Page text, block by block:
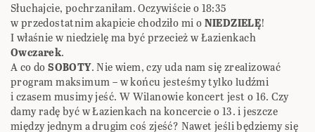
Słuchajcie, pochrzaniłam. Oczywiście o 18:35
w przedostatnim akapicie chodziło mi oNIEDZIELĘ!
I właśnie w niedzielę ma być przecież w Łazienkach
Owczarek.
A co doSOBOTY. Nie wiem, czy uda nam się zrealizować
program maksimum – w końcu jesteśmy tylko ludźmi
i czasem musimy jeść. W Wilanowie koncert jest o 16. Czy
damy radę być w Łazienkach na koncercie o 13. i jeszcze
między jednym a drugim coś zjeść? Nawet jeśli będziemy się